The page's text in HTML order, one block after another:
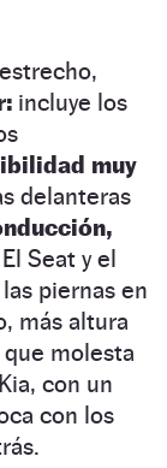
incluye los
muy
delanteras
Seat y el
piernas en
más altura
molesta
con un
con los